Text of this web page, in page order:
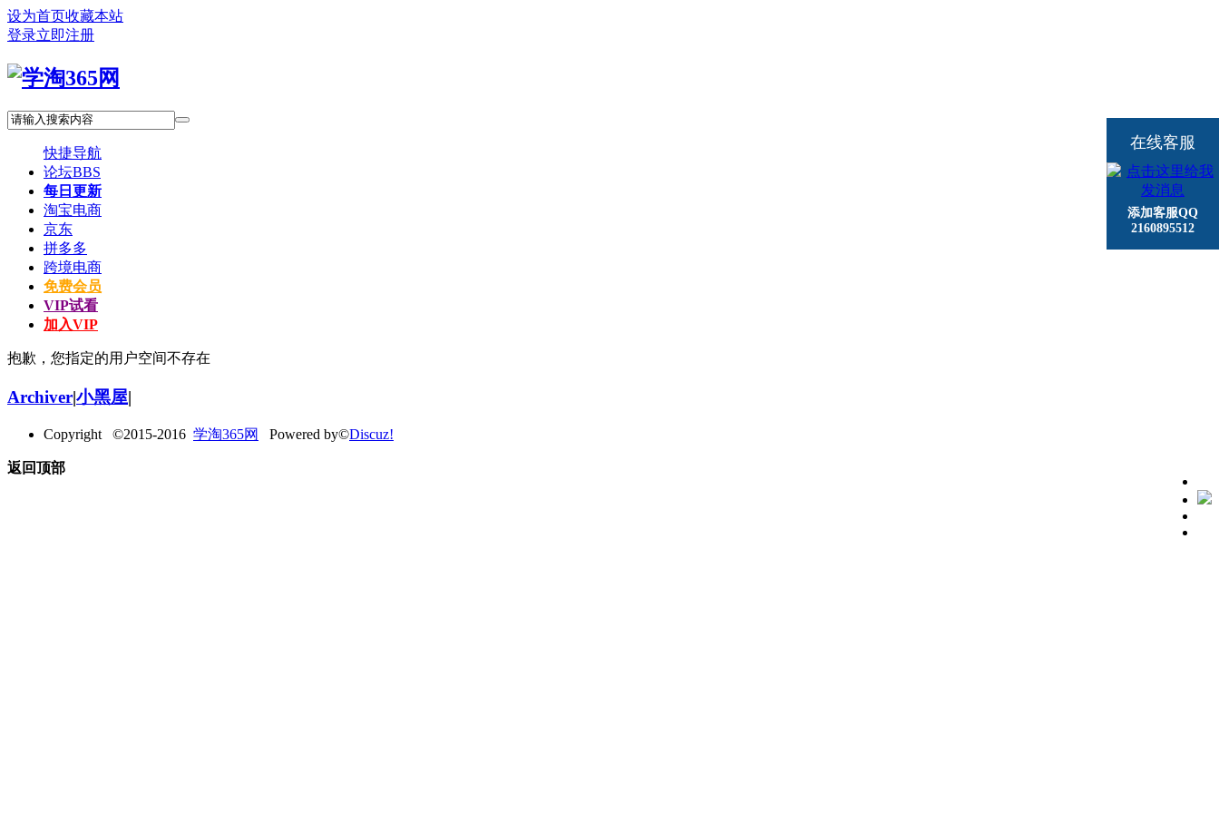
设为首页收藏本站
登录立即注册
快捷导航
论坛BBS
每日更新
淘宝电商
京东
拼多多
跨境电商
免费会员
VIP试看
加入VIP
抱歉，您指定的用户空间不存在
在线客服
添加客服QQ
2160895512
Archiver|小黑屋|
Copyright ©2015-2016 学淘365网 Powered by©Discuz!
返回顶部